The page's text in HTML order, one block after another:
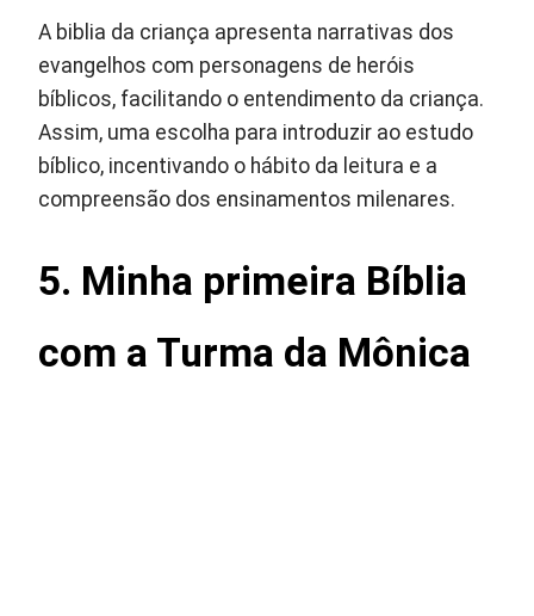
A biblia da criança apresenta narrativas dos
evangelhos com personagens de heróis
bíblicos, facilitando o entendimento da criança.
Assim, uma escolha para introduzir ao estudo
bíblico, incentivando o hábito da leitura e a
compreensão dos ensinamentos milenares.
5. Minha primeira Bíblia
com a Turma da Mônica